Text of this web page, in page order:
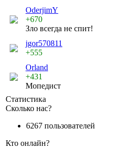
OderjimY
+670
Зло всегда не спит!
jgor570811
+555
Orland
+431
Мопедист
Статистика
Сколько нас?
6267 пользователей
Кто онлайн?